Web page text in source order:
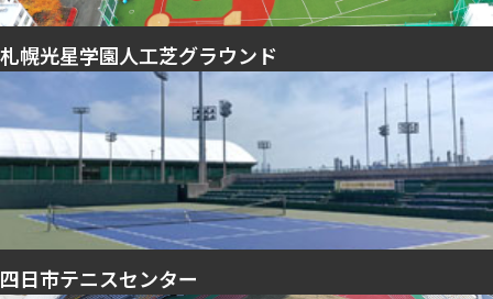
札幌光星学園人工芝グラウンド
四日市テニスセンター